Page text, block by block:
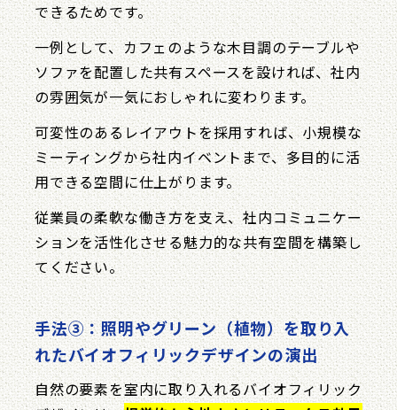
できるためです。
一例として、カフェのような木目調のテーブルや
ソファを配置した共有スペースを設ければ、社内
の雰囲気が一気におしゃれに変わります。
可変性のあるレイアウトを採用すれば、小規模な
ミーティングから社内イベントまで、多目的に活
用できる空間に仕上がります。
従業員の柔軟な働き方を支え、社内コミュニケー
ションを活性化させる魅力的な共有空間を構築し
てください。
手法③：照明やグリーン（植物）を取り入
れたバイオフィリックデザインの演出
自然の要素を室内に取り入れるバイオフィリック